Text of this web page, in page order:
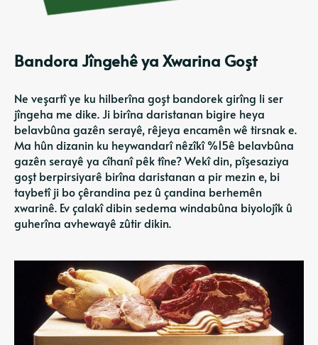
Bandora Jîngehê ya Xwarina Goşt
Ne veşartî ye ku hilberîna goşt bandorek girîng li ser
jîngeha me dike. Ji birîna daristanan bigire heya
belavbûna gazên serayê, rêjeya encamên wê tirsnak e.
Ma hûn dizanin ku heywandarî nêzîkî %15ê belavbûna
gazên serayê ya cîhanî pêk tîne? Wekî din, pîşesaziya
goşt berpirsiyarê birîna daristanan a pir mezin e, bi
taybetî ji bo çêrandina pez û çandina berhemên
xwarinê. Ev çalakî dibin sedema windabûna biyolojîk û
guherîna avhewayê zûtir dikin.